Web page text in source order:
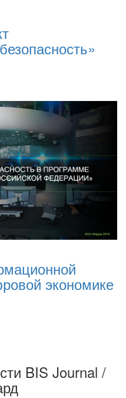
экономике
BIS Journal /